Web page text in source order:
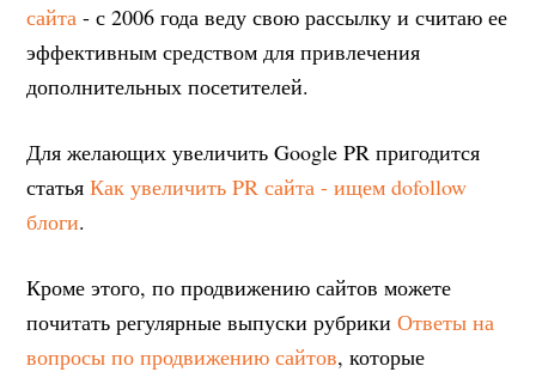
сайта - с 2006 года веду свою рассылку и считаю ее
эффективным средством для привлечения
дополнительных посетителей.
Для желающих увеличить Google PR пригодится
статьяКак увеличить PR сайта - ищем dofollow
блоги.
Кроме этого, по продвижению сайтов можете
почитать регулярные выпуски рубрикиОтветы на
вопросы по продвижению сайтов, которые